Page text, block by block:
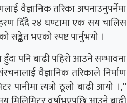
वैज्ञानिक तरिका अपनाउनुपर्नेमा
दिँदै २४ घण्टामा एक सय चालिस
भएको स्पष्ट पार्नुभयो ।
पनि बाढी पहिरो आउने सम्भावना
वैज्ञानिक तरिकाले निर्माण
पानीमा त्यत्रो ठूलो बाढी आयो ।,’’